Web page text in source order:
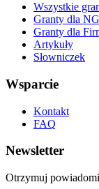
Wszystkie
Granty dla
Granty dla
Artykuły
Słowniczek
Wsparcie
Kontakt
FAQ
Newsletter
Otrzymuj